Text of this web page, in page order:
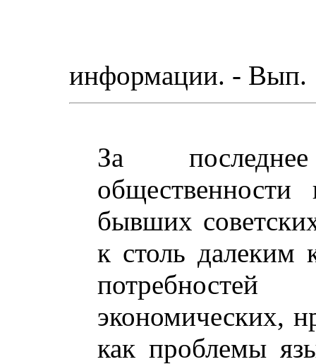
информации. - Вып.
За
бывших
к столь далеким
экономических,
как проблемы